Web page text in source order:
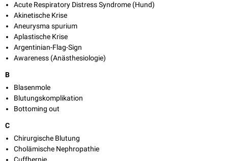
Acute Respiratory Distress Syndrome (Hund)
Akinetische Krise
Aneurysma spurium
Aplastische Krise
Argentinian-Flag-Sign
Awareness (Anästhesiologie)
B
Blasenmole
Blutungskomplikation
Bottoming out
C
Chirurgische Blutung
Cholämische Nephropathie